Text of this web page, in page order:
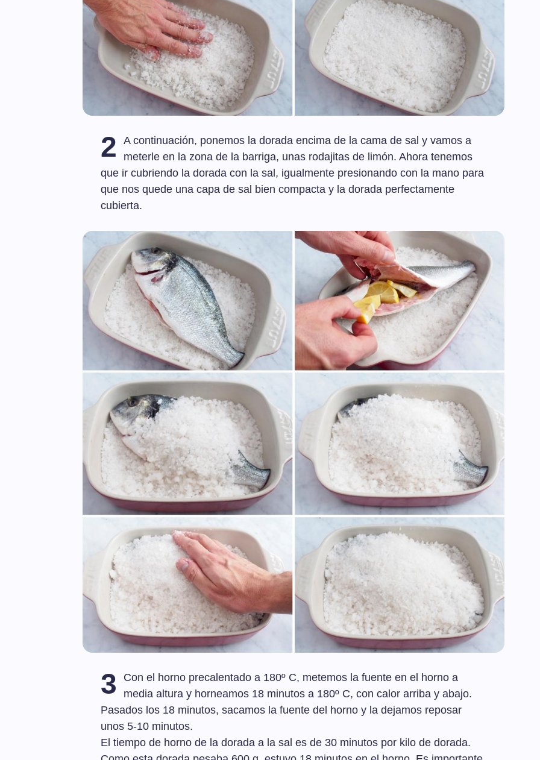
2
A continuación, ponemos la dorada encima de la cama de sal y vamos a
meterle en la zona de la barriga, unas rodajitas de limón. Ahora tenemos
que ir cubriendo la dorada con la sal, igualmente presionando con la mano para
que nos quede una capa de sal bien compacta y la dorada perfectamente
cubierta.
3
Con el horno precalentado a 180º C, metemos la fuente en el horno a
media altura y horneamos 18 minutos a 180º C, con calor arriba y abajo.
Pasados los 18 minutos, sacamos la fuente del horno y la dejamos reposar
unos 5-10 minutos.
El tiempo de horno de la dorada a la sal es de 30 minutos por kilo de dorada.